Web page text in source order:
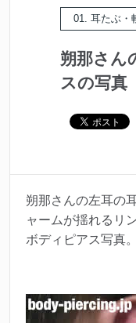
01. 耳たぶ・
朔那さん
スの写真
朔那さんの左耳の
ャームが揺れるリ
ボディピアス写真。